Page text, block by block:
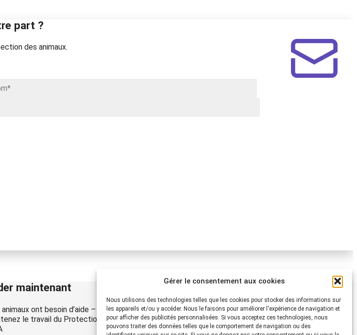
Gérer le consentement aux cookies
Nous utilisons des technologies telles que les cookies pour stocker des informations sur
les appareils et/ou y accéder. Nous le faisons pour améliorer l'expérience de navigation et
pour afficher des publicités personnalisées. Si vous acceptez ces technologies, nous
pouvons traiter des données telles que le comportement de navigation ou des
part ?
des animaux.
maintenant
animaux ont besoin d’aide – la vôtre aussi.
le travail du Protection Suisse des Animaux
Protection Suisse des Animaux PSA
Dornacherstrasse 101
CH-4053 Bâle